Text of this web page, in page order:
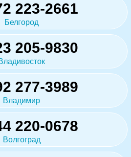
223-2661
Белгород
205-9830
277-3989
Владимир
220-0678
Волгоград